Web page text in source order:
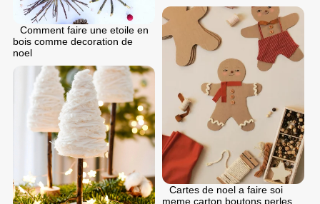
Comment faire une etoile en
bois comme decoration de
noel
Cartes de noel a faire soi
meme carton boutons perles